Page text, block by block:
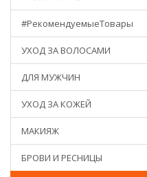
#РекомендуемыеТовары
УХОД ЗА ВОЛОСАМИ
ДЛЯ МУЖЧИН
УХОД ЗА КОЖЕЙ
МАКИЯЖ
БРОВИ И РЕСНИЦЫ